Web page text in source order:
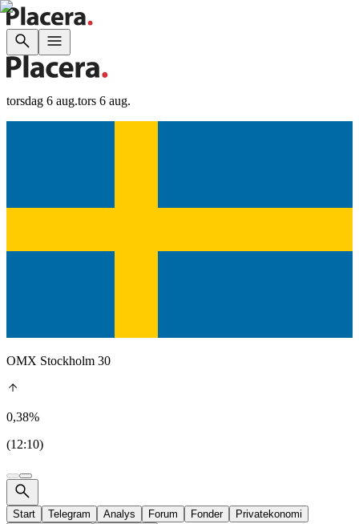
torsdag 6 aug.tors 6 aug.
OMX Stockholm 30
0,38%
(12:10)
Start Telegram Analys Forum Fonder
Privatekonomi